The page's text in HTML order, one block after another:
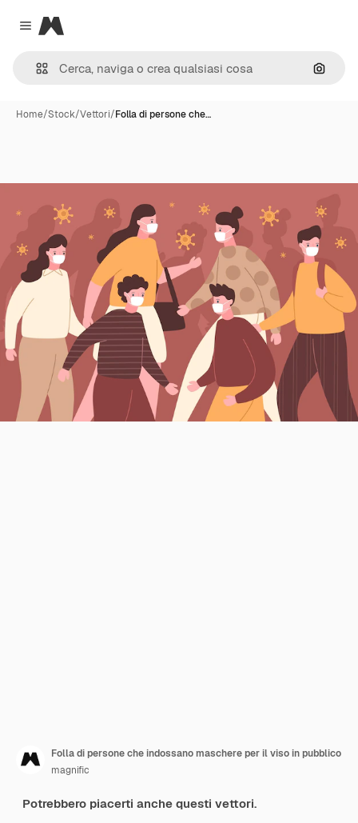
Close menu
Magnific
Cerca
Home/Stock/Vettori/Folla di persone che…
Folla di persone che indossano maschere per il viso in pubblico
magnific
Potrebbero piacerti anche questi vettori.